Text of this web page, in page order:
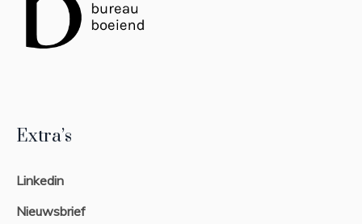
Extra’s
Linkedin
Nieuwsbrief